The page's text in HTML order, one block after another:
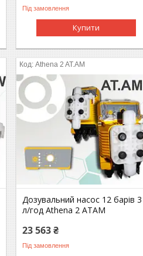
Під замовлення
Купити
Athena 2 AT.AM
Дозувальний насос 12 барів 3
л/год Athena 2 ATAM
23 563 ₴
Під замовлення